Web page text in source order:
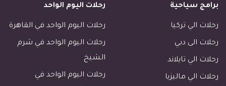
رحلات طابا
رحلات دهب
فنادق القاهرة
فنادق الاقصر
فنادق اسوان
برامج سياحية
رحلات الي تركيا
رحلات الى دبي
رحلات الي تايلاند
رحلات الي ماليزيا
رحلات اليوم الواحد
رحلات اليوم الواحد في القاهرة
رحلات اليوم الواحد في شرم
الشيخ
رحلات اليوم الواحد في